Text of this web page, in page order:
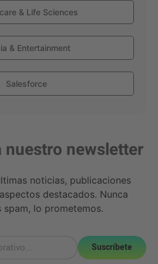
& Life Sciences
& Entertainment
Salesforce
nuestro newsletter
noticias, publicaciones
destacados. Nunca
spam, lo prometemos.
Suscríbete